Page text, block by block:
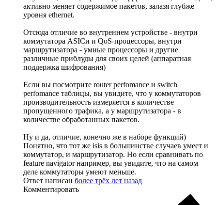
активно меняет содержимое пакетов, залазя глубже
уровня ethernet.
Отсюда отличие во внутреннем устройстве - внутри
коммутатора ASICи и QoS-процессоры, внутри
маршрутизатора - умные процессоры и другие
различные приблуды для своих целей (аппаратная
поддержка шифрования)
Если вы посмотрите router perfomance и switch
perfomance таблицы, вы увидите, что у коммутаторов
производительность измеряется в количестве
пропущенного трафика, а у маршрутизатора - в
количестве обработанных пакетов.
Ну и да, отличие, конечно же в наборе функций)
Понятно, что тот же isis в большинстве случаев умеет и
коммутатор, и маршрутизатор. Но если сравнивать по
feature navigator например, вы увидите, что на самом
деле коммутаторы умеют меньше.
Ответ написан более трёх лет назад
Комментировать